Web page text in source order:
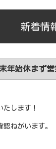
新着情
年始休まず営
します！
ねがいます。